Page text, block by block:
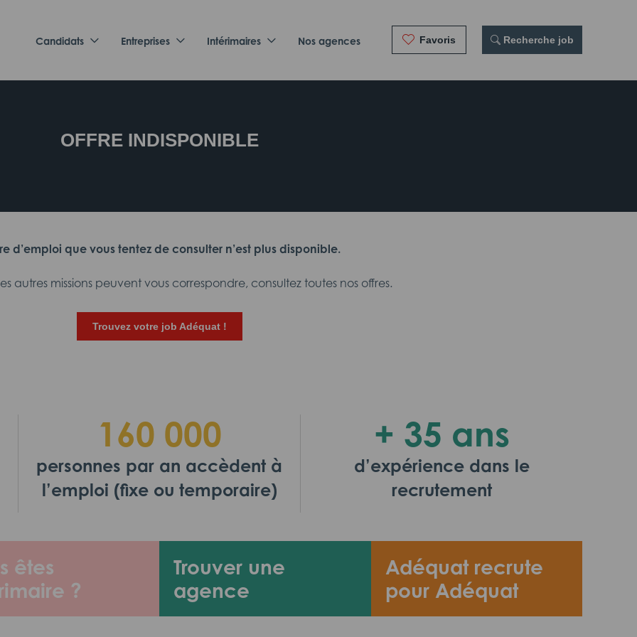
Candidats Entreprises Intérimaires Nos agences Favoris Recherche job
OFFRE INDISPONIBLE
d’emploi que vous tentez de consulter n’est plus disponible.
autres missions peuvent vous correspondre, consultez toutes nos offres.
Trouvez votre job Adéquat !
êtes
?
Trouver une
agence
Adéquat recrute
pour Adéquat
160 000
personnes par an accèdent à
l’emploi (fixe ou temporaire)
+ 35 ans
d’expérience dans le
recrutement